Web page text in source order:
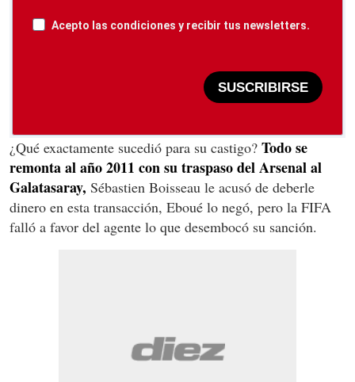
Acepto las condiciones y recibir tus newsletters.
SUSCRIBIRSE
¿Qué exactamente sucedió para su castigo? Todo se
remonta al año 2011 con su traspaso del Arsenal al
Galatasaray, Sébastien Boisseau le acusó de deberle
dinero en esta transacción, Eboué lo negó, pero la FIFA
falló a favor del agente lo que desembocó su sanción.